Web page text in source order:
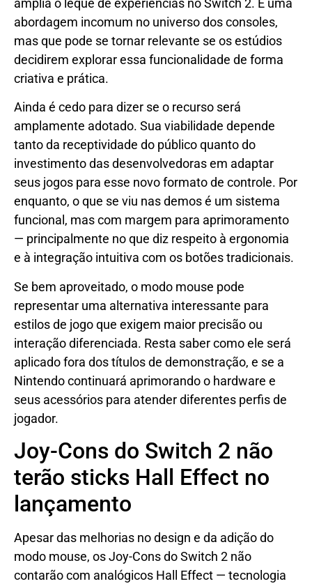
amplia o leque de experiências no Switch 2. É uma
abordagem incomum no universo dos consoles,
mas que pode se tornar relevante se os estúdios
decidirem explorar essa funcionalidade de forma
criativa e prática.
Ainda é cedo para dizer se o recurso será
amplamente adotado. Sua viabilidade depende
tanto da receptividade do público quanto do
investimento das desenvolvedoras em adaptar
seus jogos para esse novo formato de controle. Por
enquanto, o que se viu nas demos é um sistema
funcional, mas com margem para aprimoramento
— principalmente no que diz respeito à ergonomia
e à integração intuitiva com os botões tradicionais.
Se bem aproveitado, o modo mouse pode
representar uma alternativa interessante para
estilos de jogo que exigem maior precisão ou
interação diferenciada. Resta saber como ele será
aplicado fora dos títulos de demonstração, e se a
Nintendo continuará aprimorando o hardware e
seus acessórios para atender diferentes perfis de
jogador.
Joy-Cons do Switch 2 não
terão sticks Hall Effect no
lançamento
Apesar das melhorias no design e da adição do
modo mouse, os Joy-Cons do Switch 2 não
contarão com analógicos Hall Effect — tecnologia